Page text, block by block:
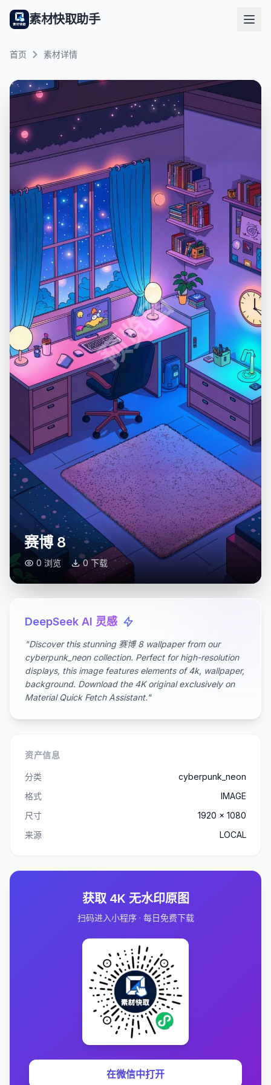
素材快取助手
首页 素材详情
预览图
赛博 8
0 浏览 0 下载
DeepSeek AI 灵感
"Discover this stunning 赛博 8 wallpaper from our
cyberpunk_neon collection. Perfect for high-resolution
displays, this image features elements of 4k, wallpaper,
background. Download the 4K original exclusively on
Material Quick Fetch Assistant."
资产信息
分类
cyberpunk_neon
格式
IMAGE
尺寸
1920 x 1080
来源
LOCAL
获取 4K 无水印原图
扫码进入小程序 · 每日免费下载
在微信中打开